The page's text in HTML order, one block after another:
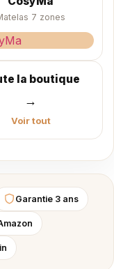
7 zones
la boutique
→
Voir tout
Garantie 3 ans